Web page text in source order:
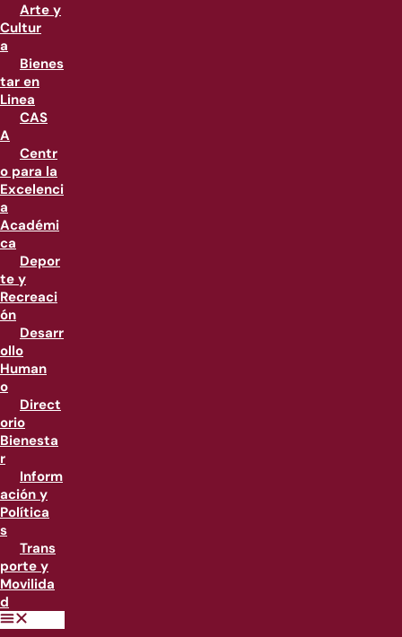
Arte y
Cultur
a
Bienes
tar en
Linea
CAS
A
Centr
o para la
Excelenci
a
Académi
ca
Depor
te y
Recreaci
ón
Desarr
ollo
Human
o
Direct
orio
Bienesta
r
Inform
ación y
Política
s
Trans
porte y
Movilida
d